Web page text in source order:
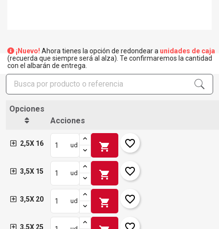
¡Nuevo! Ahora tienes la opción de redondear a unidades de caja
(recuerda que siempre será al alza). Te confirmaremos la cantidad
con el albarán de entrega.
Opciones
Acciones
2,5X 16 ud shopping_cart favorite_border
3,5X 15 ud shopping_cart favorite_border
3,5X 20 ud shopping_cart favorite_border
3,5X 25